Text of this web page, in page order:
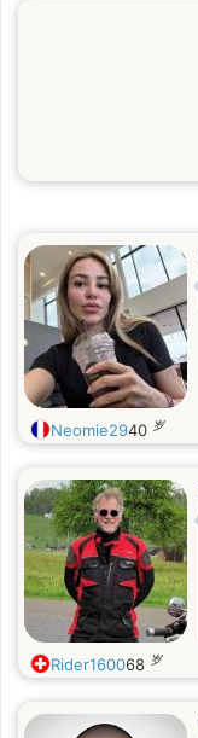
Neomie2940 岁
Rider160068 岁